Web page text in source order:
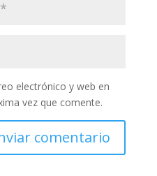
electrónico y web en
vez que comente.